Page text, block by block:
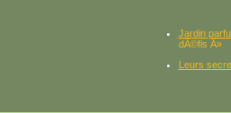
Jardin
dÃ©fis Â»
Leurs